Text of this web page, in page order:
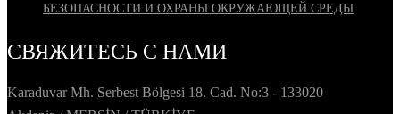
БЕЗОПАСНОСТИ И ОХРАНЫ ОКРУЖАЮЩЕЙ СРЕДЫ
СВЯЖИТЕСЬ С НАМИ
Karaduvar Mh. Serbest Bölgesi 18. Cad. No:3 - 133020